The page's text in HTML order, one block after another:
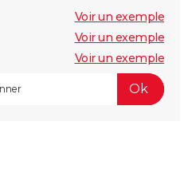
Voir un exemple
Voir un exemple
Voir un exemple